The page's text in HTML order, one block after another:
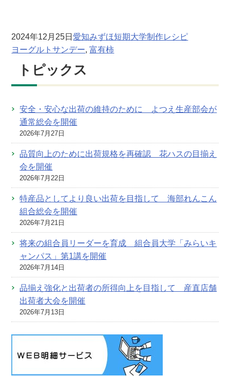
2024年12月25日愛知みずほ短期大学制作レシピ
ヨーグルトサンデー, 富有柿
トピックス
安全・安心な出荷の維持のために よつえ生産部会が
通常総会を開催
2026年7月27日
品質向上のために出荷規格を再確認 花ハスの目揃え
会を開催
2026年7月22日
特産品としてより良い出荷を目指して 海部れんこん
組合総会を開催
2026年7月21日
将来の組合員リーダーを育成 組合員大学「みらいキ
ャンパス」第1講を開催
2026年7月14日
品揃え強化と出荷者の所得向上を目指して 産直店舗
出荷者大会を開催
2026年7月13日